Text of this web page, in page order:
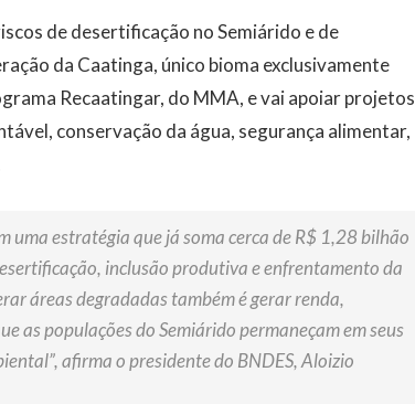
de desertificação no Semiárido e de
da Caatinga, único bioma exclusivamente
Recaatingar, do MMA, e vai apoiar projetos
conservação da água, segurança alimentar,
uma estratégia que já soma cerca de R$ 1,28 bilhão
inclusão produtiva e enfrentamento da
áreas degradadas também é gerar renda,
as populações do Semiárido permaneçam em seus
afirma o presidente do BNDES, Aloizio